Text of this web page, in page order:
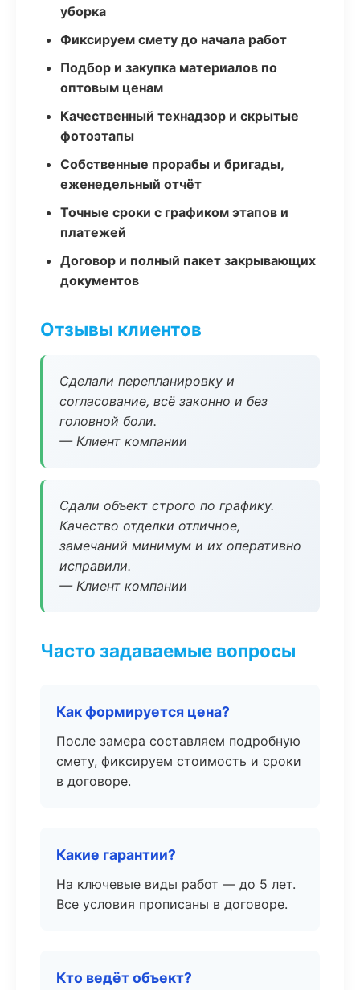
уборка
Фиксируем смету до начала работ
Подбор и закупка материалов по
оптовым ценам
Качественный технадзор и скрытые
фотоэтапы
Собственные прорабы и бригады,
еженедельный отчёт
Точные сроки с графиком этапов и
платежей
Договор и полный пакет закрывающих
документов
Отзывы клиентов
Сделали перепланировку и
согласование, всё законно и без
головной боли.
— Клиент компании
Сдали объект строго по графику.
Качество отделки отличное,
замечаний минимум и их оперативно
исправили.
— Клиент компании
Часто задаваемые вопросы
Как формируется цена?
После замера составляем подробную
смету, фиксируем стоимость и сроки
в договоре.
Какие гарантии?
На ключевые виды работ — до 5 лет.
Все условия прописаны в договоре.
Кто ведёт объект?